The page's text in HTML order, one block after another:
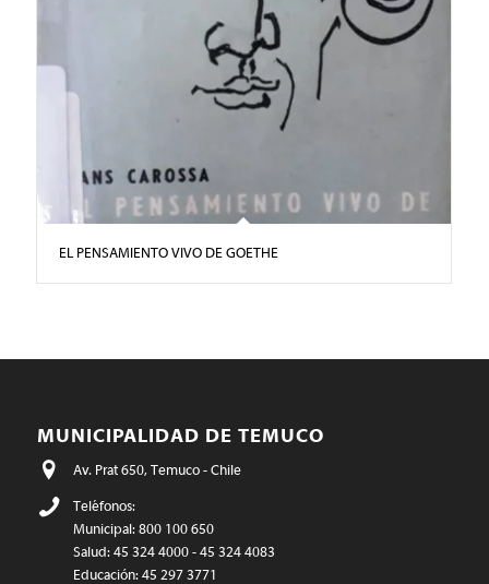
EL PENSAMIENTO VIVO DE GOETHE
MUNICIPALIDAD DE TEMUCO
Av. Prat 650, Temuco - Chile
Teléfonos:
Municipal: 800 100 650
Salud: 45 324 4000 - 45 324 4083
Educación: 45 297 3771